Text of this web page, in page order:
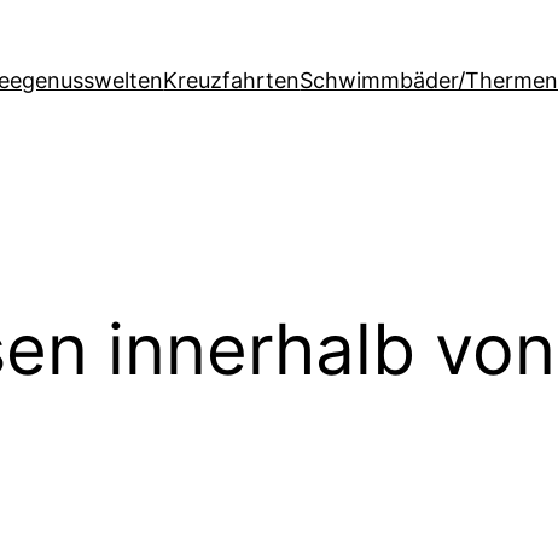
KreuzfahrtenSchwimmbäder/Thermen
innerhalb von